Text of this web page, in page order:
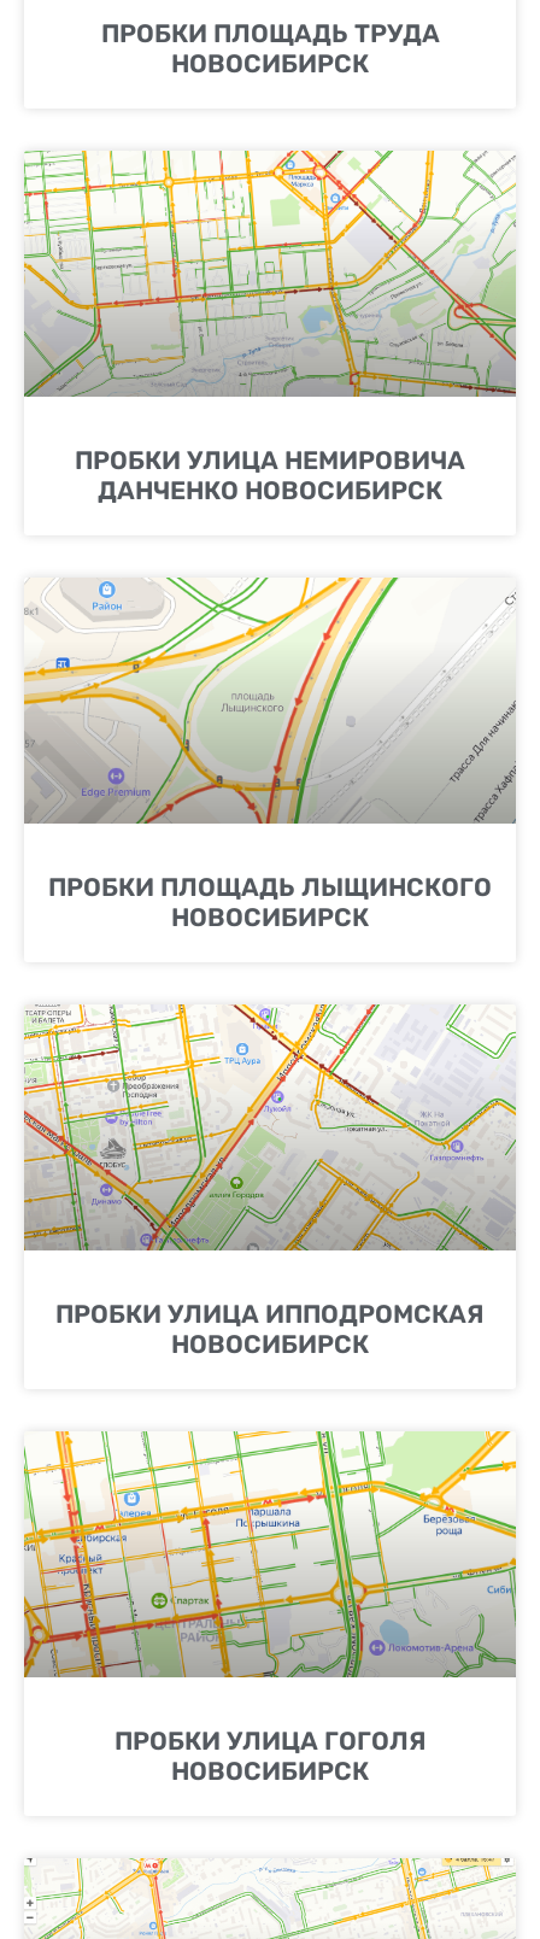
ПРОБКИ ПЛОЩАДЬ ТРУДА
НОВОСИБИРСК
ПРОБКИ УЛИЦА НЕМИРОВИЧА
ДАНЧЕНКО НОВОСИБИРСК
ПРОБКИ ПЛОЩАДЬ ЛЫЩИНСКОГО
НОВОСИБИРСК
ПРОБКИ УЛИЦА ИППОДРОМСКАЯ
НОВОСИБИРСК
ПРОБКИ УЛИЦА ГОГОЛЯ
НОВОСИБИРСК